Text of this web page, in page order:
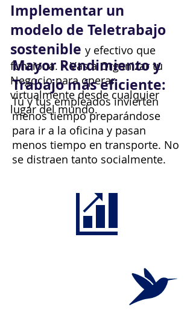
Implementar un
modelo de Teletrabajo
sostenible y efectivo que
funciona. > Vas a Organizar tu
Negocio para operar
virtualmente desde cualquier
lugar del mundo.
Mayor Rendimiento y
Trabajo más eficiente:
Tú y tus empleados invierten
menos tiempo preparándose
para ir a la oficina y pasan
menos tiempo en transporte. No
se distraen tanto socialmente.